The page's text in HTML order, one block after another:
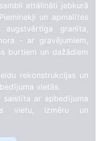
attālināti jebkurā
un apmalītes
granīta,
- ar gravējumiem,
burtiem un dažādiem
rekonstrukcijas un
vietās.
saistīta ar apbedījuma
vietu, izmēru un